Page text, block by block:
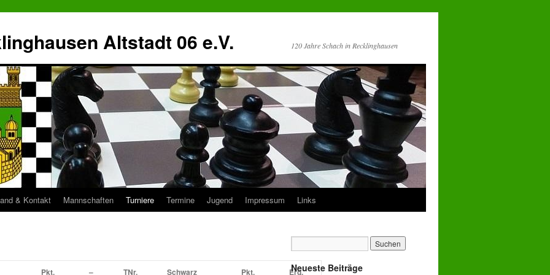
Altstadt 06 e.V. 120 Jahre Schach in Recklinghausen
& Kontakt Mannschaften Turniere Termine Jugend Impressum Links
Pkt. – TNr. Schwarz Pkt. Erg.
Neueste Beiträge